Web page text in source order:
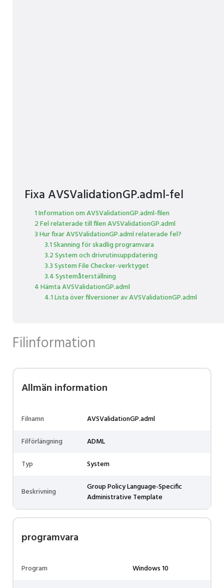
Fixa AVSValidationGP.adml-fel
1 Information om AVSValidationGP.adml-filen
2 Fel relaterade till filen AVSValidationGP.adml
3 Hur fixar AVSValidationGP.adml relaterade fel?
3.1 Skanning för skadlig programvara
3.2 System och drivrutinsuppdatering
3.3 System File Checker-verktyget
3.4 Systemåterställning
4 Hämta AVSValidationGP.adml
4.1 Lista över filversioner av AVSValidationGP.adml
Filinformation
Allmän information
Filnamn
AVSValidationGP.adml
Filförlängning
ADML
Typ
System
Beskrivning
Group Policy Language-Specific
Administrative Template
programvara
Program
Windows 10